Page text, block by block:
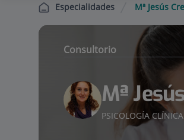
Especialidades Mª Jesús
Consultorio
Mª
PSICOLOGÍA